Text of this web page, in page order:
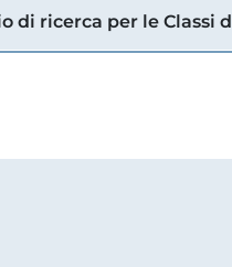
di ricerca per le Classi